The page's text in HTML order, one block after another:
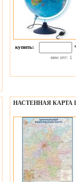
купить:
мин опт: 1
НАСТЕННАЯ КАРТА